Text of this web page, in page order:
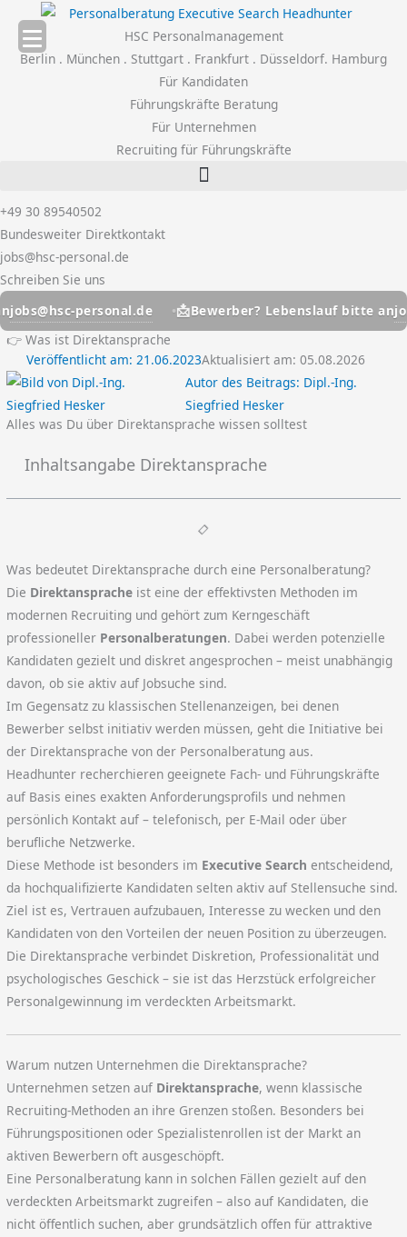
Inhalt
springen
HSC Personalmanagement
Berlin . München . Stuttgart . Frankfurt . Düsseldorf. Hamburg
Für Kandidaten
Führungskräfte Beratung
Für Unternehmen
Recruiting für Führungskräfte
+49 30 89540502
Bundesweiter Direktkontakt
jobs@hsc-personal.de
Schreiben Sie uns
personal.de
📩Bewerber? Lebenslauf bitte an
👉 Was ist Direktansprache
Veröffentlicht am:21.06.2023Aktualisiert am: 05.08.2026
Autor des Beitrags: Dipl.-Ing.
Siegfried Hesker
Alles was Du über Direktansprache wissen solltest
Inhaltsangabe Direktansprache
Was bedeutet Direktansprache durch eine Personalberatung?
Die Direktansprache ist eine der effektivsten Methoden im
modernen Recruiting und gehört zum Kerngeschäft
professioneller Personalberatungen. Dabei werden potenzielle
Kandidaten gezielt und diskret angesprochen – meist unabhängig
davon, ob sie aktiv auf Jobsuche sind.
Im Gegensatz zu klassischen Stellenanzeigen, bei denen
Bewerber selbst initiativ werden müssen, geht die Initiative bei
der Direktansprache von der Personalberatung aus.
Headhunter recherchieren geeignete Fach- und Führungskräfte
auf Basis eines exakten Anforderungsprofils und nehmen
persönlich Kontakt auf – telefonisch, per E-Mail oder über
berufliche Netzwerke.
Diese Methode ist besonders im Executive Search entscheidend,
da hochqualifizierte Kandidaten selten aktiv auf Stellensuche sind.
Ziel ist es, Vertrauen aufzubauen, Interesse zu wecken und den
Kandidaten von den Vorteilen der neuen Position zu überzeugen.
Die Direktansprache verbindet Diskretion, Professionalität und
psychologisches Geschick – sie ist das Herzstück erfolgreicher
Personalgewinnung im verdeckten Arbeitsmarkt.
Warum nutzen Unternehmen die Direktansprache?
Unternehmen setzen auf Direktansprache, wenn klassische
Recruiting-Methoden an ihre Grenzen stoßen. Besonders bei
Führungspositionen oder Spezialistenrollen ist der Markt an
aktiven Bewerbern oft ausgeschöpft.
Eine Personalberatung kann in solchen Fällen gezielt auf den
verdeckten Arbeitsmarkt zugreifen – also auf Kandidaten, die
nicht öffentlich suchen, aber grundsätzlich offen für attraktive